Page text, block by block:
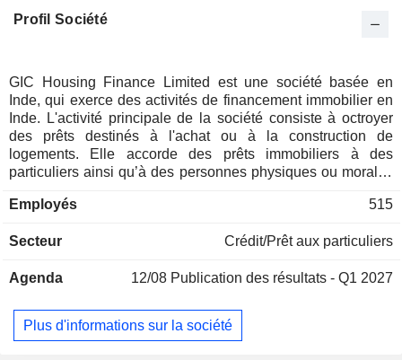
Profil Société
GIC Housing Finance Limited est une société basée en
Inde, qui exerce des activités de financement immobilier en
Inde. L'activité principale de la société consiste à octroyer
des prêts destinés à l'achat ou à la construction de
logements. Elle accorde des prêts immobiliers à des
particuliers ainsi qu’à des personnes physiques ou morales
d’appartements à usage résidentiel. Elle propose des
qu’elle juge appropriées, à des particuliers, des
ou des entreprises, ou à toute autre personne ou entité, pour
construction, la réparation, la rénovation et/ou l’amélioration
de maisons ou d’appartements à usage résidentiel. Ses
Employés 515
Secteur Crédit/Prêt aux particuliers
Agenda 12/08 Publication des résultats - Q1 2027
Plus d'informations sur la société